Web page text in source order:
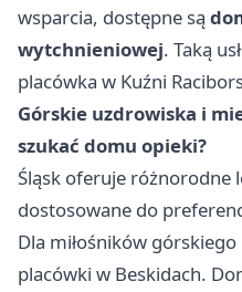
wsparcia, dostępne są
wytchnieniowej. Taką
placówka w Kuźni
Górskie uzdrowiska i
szukać domu opieki?
Śląsk oferuje różnorodne
dostosowane do
Dla miłośników
placówki w Beskidach.